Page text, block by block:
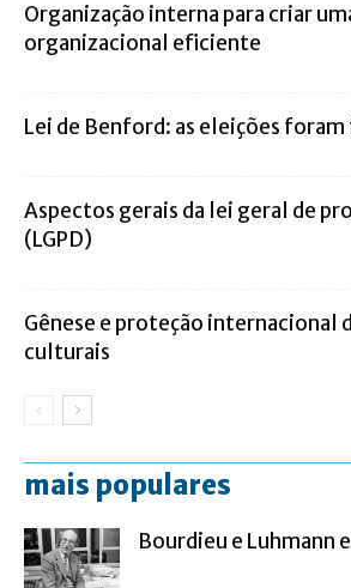
Organização interna para criar
organizacional eficiente
Lei de Benford: as eleições foram
Aspectos gerais da lei geral de
(LGPD)
Gênese e proteção internacional
culturais
mais populares
Bourdieu e Luhmann